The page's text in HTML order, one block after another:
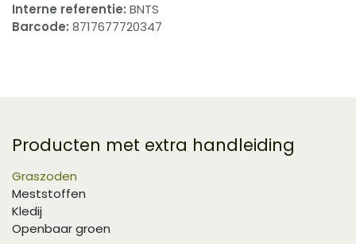
Interne referentie: BNTS
Barcode: 8717677720347
Producten met extra handleiding
Graszoden
Meststoffen
Kledij
Openbaar groen